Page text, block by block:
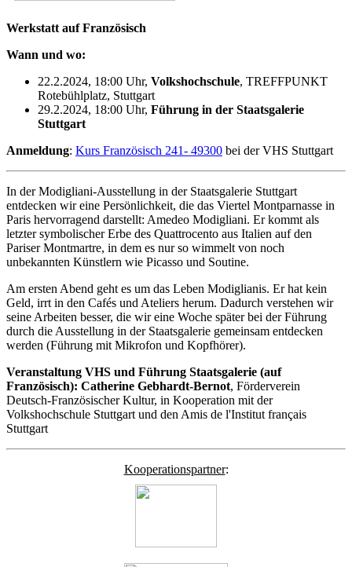
Werkstatt auf Französisch
Wann und wo:
22.2.2024, 18:00 Uhr, Volkshoch­schule, TREFFPUNKT
Rotebühlplatz, Stuttgart
29.2.2024, 18:00 Uhr, Führung in der Staatsgalerie
Stuttgart
Anmeldung: Kurs Französisch 241- 49300 bei der VHS Stuttgart
In der Modigliani-Ausstellung in der Staatsgalerie Stuttgart
entdecken wir eine Persönlichkeit, die das Viertel Montparnasse in
Paris hervorragend darstellt: Amedeo Modigliani. Er kommt als
letzter symbolischer Erbe des Quattrocento aus Italien auf den
Pariser Montmartre, in dem es nur so wimmelt von noch
unbekannten Künstlern wie Picasso und Soutine.
Am ersten Abend geht es um das Leben Modiglianis. Er hat kein
Geld, irrt in den Cafés und Ateliers herum. Dadurch verstehen wir
seine Arbeiten besser, die wir eine Woche später bei der Führung
durch die Ausstellung in der Staatsgalerie gemeinsam entdecken
werden (Führung mit Mikrofon und Kopfhörer).
Veranstaltung VHS und Führung Staatsgalerie (auf
Französisch): Catherine Gebhardt-Bernot, Förderverein
Deutsch-Französischer Kultur, in Kooperation mit der
Volkshochschule Stuttgart und den Amis de l'Institut français
Stuttgart
Kooperationspartner: